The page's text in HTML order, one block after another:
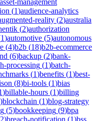
(1)audience-analytics
reality (2)australia
(2)authorization
1)automotive (5)autonomous
(4)b2b (18)b2b-ecommerce
(6)backup (2)bank-
processing (1)batch-
(1)benefits (1)best-
(8)bi-tools (1)bias
)billable-hours (1)billing
)blockchain (1)blog-strategy
(5)bookkeeping (9)bpa
2)breach-notification (1)bss